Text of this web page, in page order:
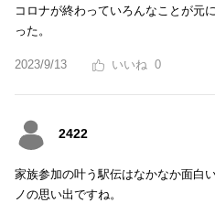
コロナが終わっていろんなことが元
った。
2023/9/13 0
2422
家族参加の叶う駅伝はなかなか面白
ノの思い出ですね。